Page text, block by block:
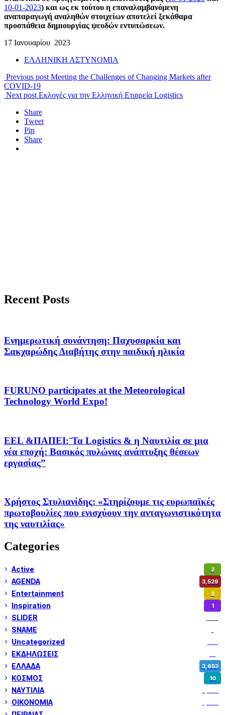
10-01-2023) και ως εκ τούτου η επαναλαμβανόμενη
αναπαραγωγή αναληθών στοιχείων αποτελεί ξεκάθαρα
προσπάθεια δημιουργίας ψευδών εντυπώσεων.
17 Ιανουαρίου 2023
ΕΛΛΗΝΙΚΗ ΑΣΤΥΝΟΜΙΑ
Previous post Meeting the Challenges of Changing Markets after
COVID-19
Next post Εκλογές για την Ελληνική Εταιρεία Logistics
Share
Tweet
Pin
Share
Recent Posts
Ενημερωτική συνάντηση: Παχυσαρκία και
Σακχαρώδης Διαβήτης στην παιδική ηλικία
FURUNO participates at the Meteorological
Technology World Expo!
EEL &ΠΑΠΕΙ:¨Τα Logistics & η Ναυτιλία σε μια
νέα εποχή: Βασικός πυλώνας ανάπτυξης θέσεων
εργασίας”
Χρήστος Στυλιανίδης: «Στηρίζουμε τις ευρωπαϊκές
πρωτοβουλίες που ενισχύουν την ανταγωνιστικότητα
της ναυτιλίας»
Categories
Active 2
AGENDA 3,529
Entertainment 2
Inspiration 1
SLIDER
SNAME
Uncategorized
ΕΚΔΗΛΩΣΕΙΣ
ΕΛΛΑΔΑ 3,653
ΚΟΣΜΟΣ 10
ΝΑΥΤΙΛΙΑ
ΟΙΚΟΝΟΜΙΑ